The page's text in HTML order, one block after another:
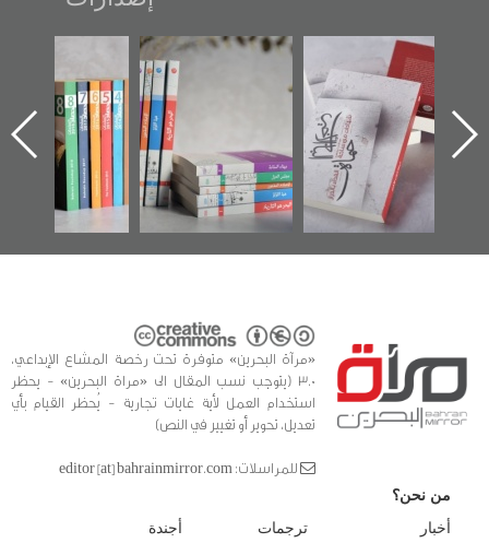
"حماة الباب الأخير":
الإصدار الأول عن
اعتصام الدراز
وأحداث ساحة
الفداء لمركز أوال
للدراسات والتوثيق
تصنيف موضوعي
للوثائق البريطانية
يقدمه «مركز أوال»
في سلسلة من 5
كتب
تصدر حصاد
الساحات 2019
«مرآة البحرين» متوفرة تحت رخصة المشاع الإبداعي،
3.0 (يتوجب نسب المقال الى «مراة البحرين» - يحظر
استخدام العمل لأية غايات تجارية - يُحظر القيام بأي
تعديل، تحوير أو تغيير في النص)
للمراسلات: editor [at] bahrainmirror.com
من نحن؟
أخبار
ترجمات أجندة